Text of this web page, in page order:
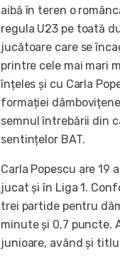
aibă în teren o
regula U23 pe toată
jucătoare care se
printre cele mai mari
înțeles și cu Carla
formației
semnul întrebării din
sentințelor BAT.
Carla Popescu are 19
jucat și în Liga 1.
trei partide pentru
minute și 0,7 puncte.
junioare, având și